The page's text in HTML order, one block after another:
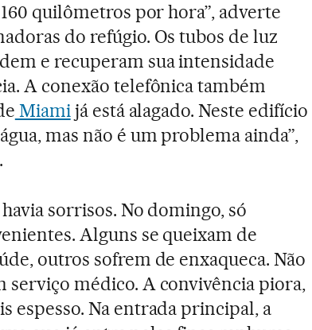
quilômetros por hora”, adverte
do refúgio. Os tubos de luz
e recuperam sua intensidade
A conexão telefônica também
Miamijá está alagado. Neste edifício
mas não é um problema ainda”,
sorrisos. No domingo, só
Alguns se queixam de
outros sofrem de enxaqueca. Não
serviço médico. A convivência piora,
espesso. Na entrada principal, a